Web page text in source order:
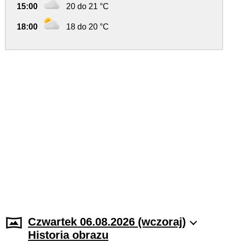
15:00 20 do 21 °C
18:00 18 do 20 °C
Czwartek 06.08.2026 (wczoraj)
Historia obrazu